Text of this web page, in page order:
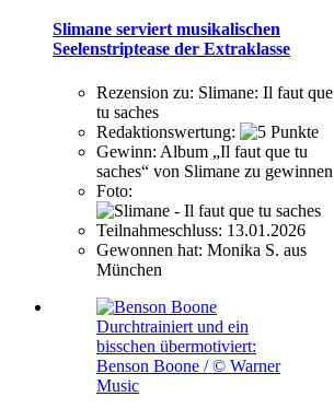
Slimane serviert musikalischen
Seelenstriptease der Extraklasse
Rezension zu: Slimane: Il faut que
tu saches
Redaktionswertung:
Gewinn: Album „Il faut que tu
saches“ von Slimane zu gewinnen
Foto:
Teilnahmeschluss: 13.01.2026
Gewonnen hat: Monika S. aus
München
Durchtrainiert und ein
bisschen übermotiviert:
Benson Boone / © Warner
Music